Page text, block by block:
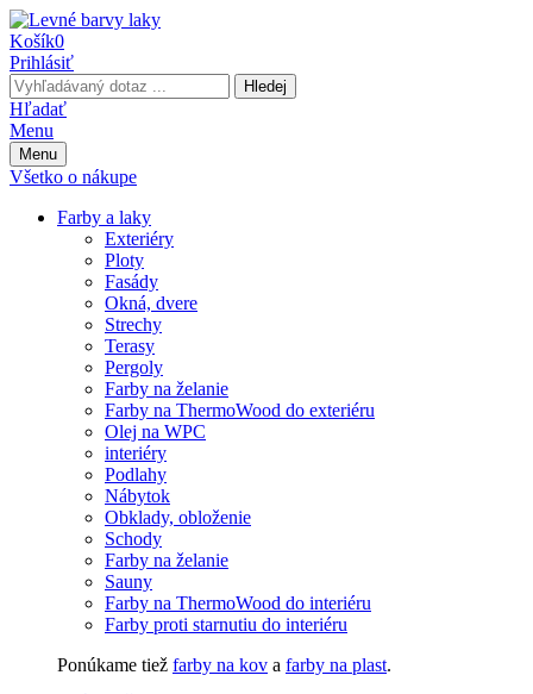
Košík0
Prihlásiť
Hledej
Hľadať
Menu
Menu
Všetko o nákupe
Farby a laky
Exteriéry
Ploty
Fasády
Okná, dvere
Strechy
Terasy
Pergoly
Farby na želanie
Farby na ThermoWood do exteriéru
Olej na WPC
interiéry
Podlahy
Nábytok
Obklady, obloženie
Schody
Farby na želanie
Sauny
Farby na ThermoWood do interiéru
Farby proti starnutiu do interiéru
Ponúkame tiež farby na kov a farby na plast.